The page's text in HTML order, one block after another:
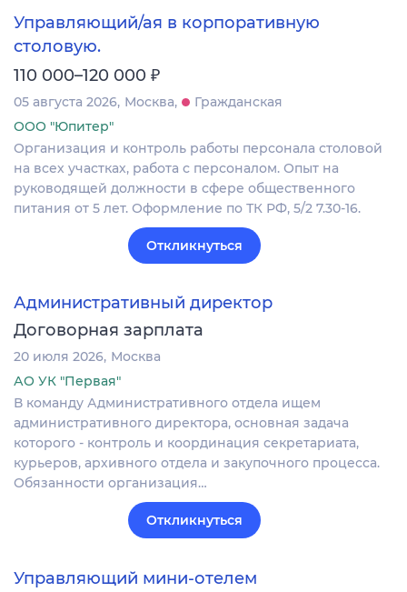
Управляющий/ая в корпоративную
столовую.
110 000–120 000 ₽
05 августа 2026 Москва
Гражданская
ООО "Юпитер"
Организация и контроль работы персонала столовой
на всех участках, работа с персоналом. Опыт на
руководящей должности в сфере общественного
питания от 5 лет. Оформление по ТК РФ, 5/2 7.30-16.
Откликнуться
Административный директор
Договорная зарплата
20 июля 2026 Москва
АО УК "Первая"
В команду Административного отдела ищем
административного директора, основная задача
которого - контроль и координация секретариата,
курьеров, архивного отдела и закупочного процесса.
Обязанности организация…
Откликнуться
Управляющий мини-отелем